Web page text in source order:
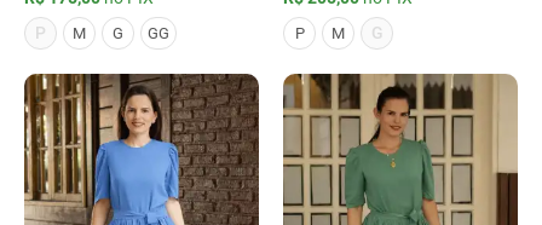
P
M G GG P M G